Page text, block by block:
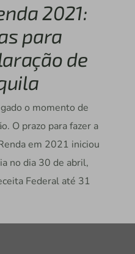
2021:
para
de
o momento de
O prazo para fazer a
em 2021 iniciou
no dia 30 de abril,
Federal até 31